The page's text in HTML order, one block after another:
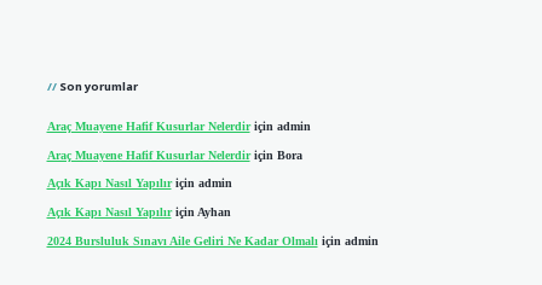
Son yorumlar
Araç Muayene Hafif Kusurlar Nelerdiriçin admin
Araç Muayene Hafif Kusurlar Nelerdiriçin Bora
Açık Kapı Nasıl Yapılıriçin admin
Açık Kapı Nasıl Yapılıriçin Ayhan
2024 Bursluluk Sınavı Aile Geliri Ne Kadar Olmalıiçin admin